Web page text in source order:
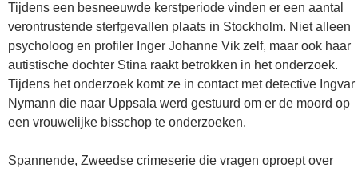
Tijdens een besneeuwde kerstperiode vinden er een aantal
verontrustende sterfgevallen plaats in Stockholm. Niet alleen
psycholoog en profiler Inger Johanne Vik zelf, maar ook haar
autistische dochter Stina raakt betrokken in het onderzoek.
Tijdens het onderzoek komt ze in contact met detective Ingvar
Nymann die naar Uppsala werd gestuurd om er de moord op
een vrouwelijke bisschop te onderzoeken.
Spannende, Zweedse crimeserie die vragen oproept over